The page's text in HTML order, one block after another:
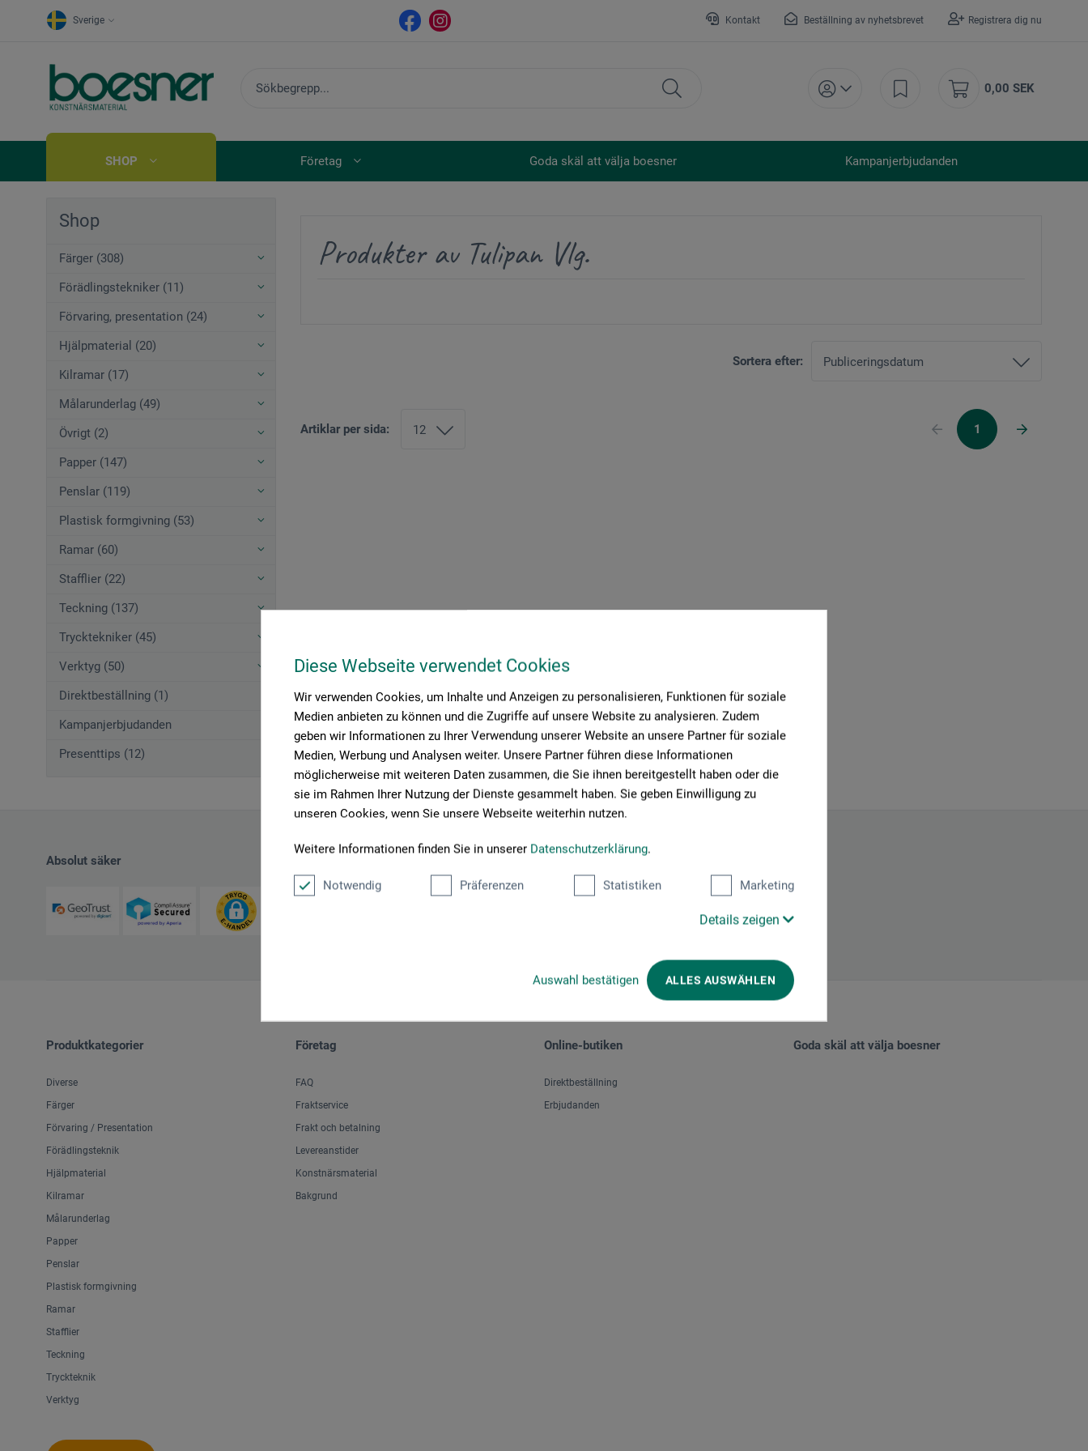
Diese Webseite verwendet Cookies
Wir verwenden Cookies, um Inhalte und Anzeigen zu personalisieren, Funktionen für soziale
Medien anbieten zu können und die Zugriffe auf unsere Website zu analysieren. Zudem
geben wir Informationen zu Ihrer Verwendung unserer Website an unsere Partner für soziale
Medien, Werbung und Analysen weiter. Unsere Partner führen diese Informationen
möglicherweise mit weiteren Daten zusammen, die Sie ihnen bereitgestellt haben oder die
sie im Rahmen Ihrer Nutzung der Dienste gesammelt haben. Sie geben Einwilligung zu
unseren Cookies, wenn Sie unsere Webseite weiterhin nutzen.
Weitere Informationen finden Sie in unserer Datenschutzerklärung.
Notwendig Präferenzen Statistiken Marketing
Details zeigen
Auswahl bestätigen ALLES AUSWÄHLEN
Sverige Kontakt Beställning av nyhetsbrevet Registrera dig nu
0,00 SEK
SHOP Företag Goda skäl att välja boesner Kampanjerbjudanden
Shop
Färger (308)
Förädlingstekniker (11)
Förvaring, presentation (24)
Hjälpmaterial (20)
Kilramar (17)
Målarunderlag (49)
Övrigt (2)
Papper (147)
Penslar (119)
Plastisk formgivning (53)
Ramar (60)
Stafflier (22)
Teckning (137)
Trycktekniker (45)
Verktyg (50)
Direktbeställning (1)
Kampanjerbjudanden
Presenttips (12)
Produkter av Tulipan Vlg.
Sortera efter:
Artiklar per sida: 1
Absolut säker Välj betalningssätt
Produktkategorier
Diverse
Färger
Förvaring / Presentation
Förädlingsteknik
Hjälpmaterial
Kilramar
Målarunderlag
Papper
Penslar
Plastisk formgivning
Ramar
Stafflier
Teckning
Tryckteknik
Verktyg
Företag
FAQ
Fraktservice
Frakt och betalning
Levereanstider
Konstnärsmaterial
Bakgrund
Online-butiken
Direktbeställning
Erbjudanden
Goda skäl att välja boesner